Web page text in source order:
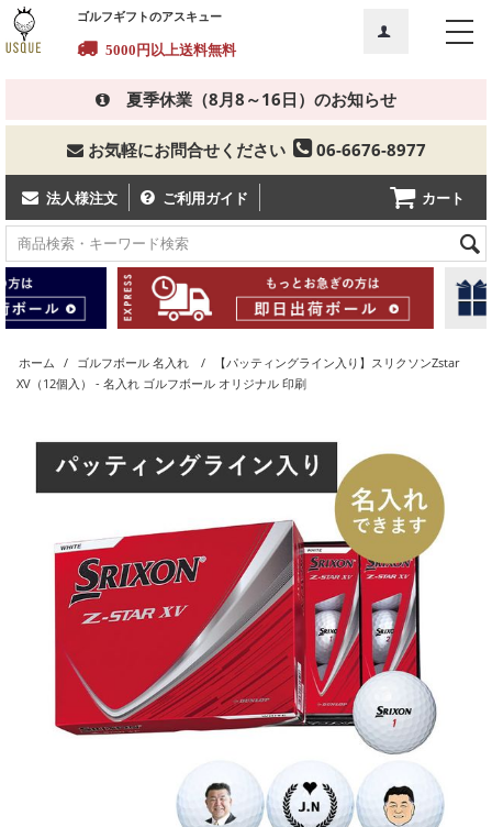
ゴルフギフトのアスキュー
5000円以上送料無料
夏季休業（8月8～16日）のお知らせ
お気軽にお問合せください 06-6676-8977
法人様注文 ご利用ガイド カート
ホーム / ゴルフボール 名入れ /
【パッティングライン入り】スリクソンZstar
XV（12個入） - 名入れ ゴルフボール オリジナル 印刷